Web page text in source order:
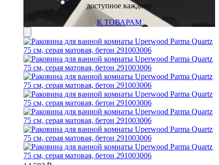
доступное каждому
К ТОВАРАМ